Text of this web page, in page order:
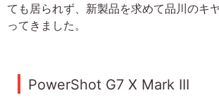
ても居られず、新製品を求めて品川のキ
ってきました。
PowerShot G7 X Mark III